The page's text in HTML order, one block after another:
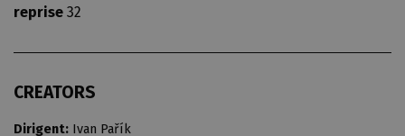
reprise 32
CREATORS
Dirigent: Ivan Pařík